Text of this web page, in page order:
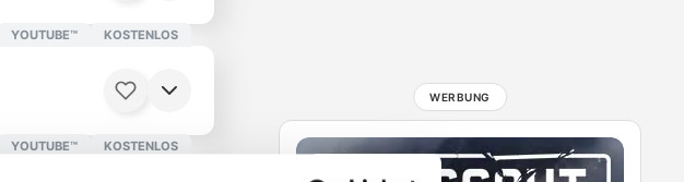
YOUTUBE™ KOSTENLOS
YOUTUBE™ KOSTENLOS